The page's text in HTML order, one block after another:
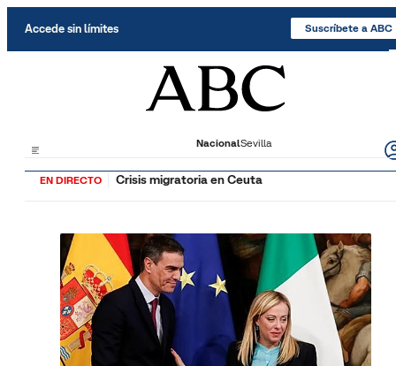
Accede sin límites Suscríbete a ABC
NacionalSevilla
EN DIRECTO Crisis migratoria en Ceuta